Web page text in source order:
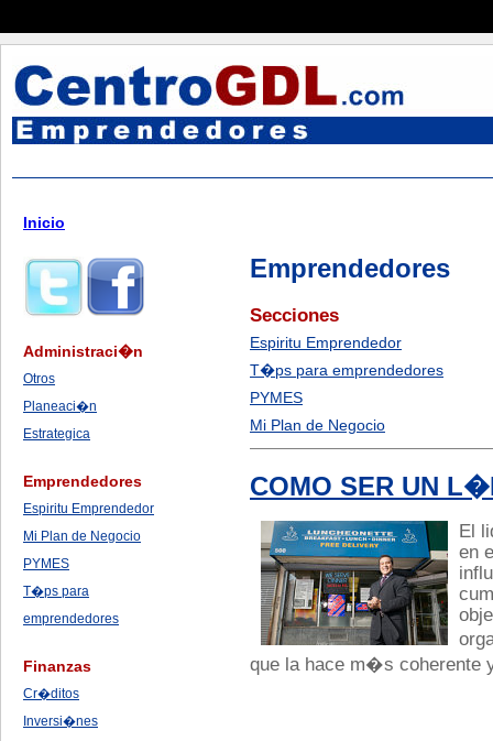
Inicio
Administraci�n
Otros
Planeaci�n
Estrategica
Emprendedores
Espiritu Emprendedor
Mi Plan de Negocio
PYMES
T�ps para
emprendedores
Finanzas
Cr�ditos
Inversi�nes
Emprendedores
Secciones
Espiritu Emprendedor
T�ps para emprendedores
PYMES
Mi Plan de Negocio
COMO SER UN
El
en
que la hace m�s coherente